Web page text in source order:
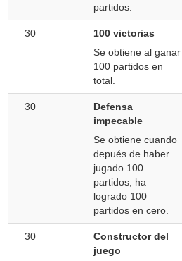
partidos.
30
100 victorias
Se obtiene al ganar
100 partidos en
total.
30
Defensa
impecable
Se obtiene cuando
depués de haber
jugado 100
partidos, ha
logrado 100
partidos en cero.
30
Constructor del
juego